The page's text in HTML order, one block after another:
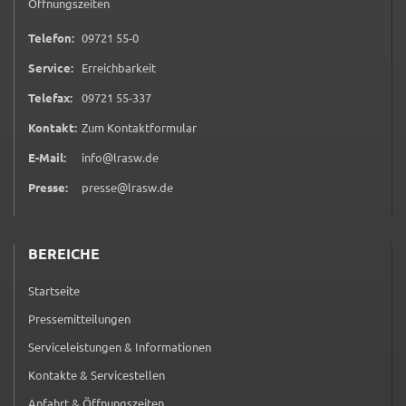
Telefon: 09721 55-00 9 7 2 1 5 5 0
Service: Erreichbarkeit
Telefax: 09721 55-3370 9 7 2 1 5 5 3 3 7
Kontakt: Zum Kontaktformular(öffnet in neuem Tab)
E-Mail:
info@lrasw.de
Presse:
presse@lrasw.de
BEREICHE
Startseite
Pressemitteilungen
Serviceleistungen & Informationen
Kontakte & Servicestellen
Anfahrt & Öffnungszeiten